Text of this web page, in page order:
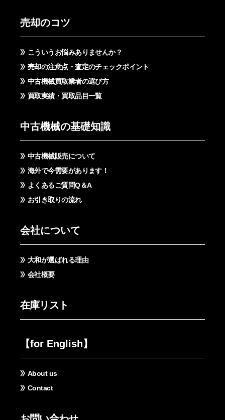
売却のコツ
こういうお悩みありませんか？
売却の注意点・査定のチェックポイント
中古機械買取業者の選び方
買取実績・買取品目一覧
中古機械の基礎知識
中古機械販売について
海外で今需要があります！
よくあるご質問Q＆A
お引き取りの流れ
会社について
大和が選ばれる理由
会社概要
在庫リスト
【for English】
About us
Contact